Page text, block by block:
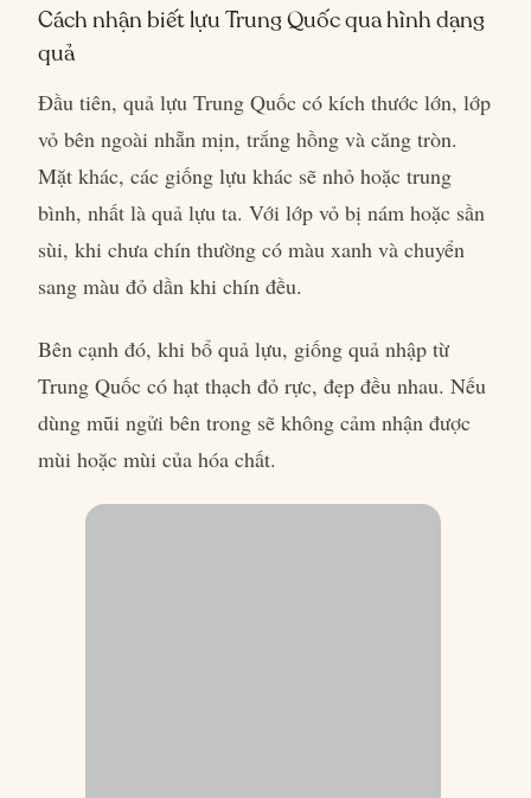
Cách nhận biết lựu Trung Quốc qua hình dạng
quả
Đầu tiên, quả lựu Trung Quốc có kích thước lớn, lớp
vỏ bên ngoài nhẵn mịn, trắng hồng và căng tròn.
Mặt khác, các giống lựu khác sẽ nhỏ hoặc trung
bình, nhất là quả lựu ta. Với lớp vỏ bị nám hoặc sần
sùi, khi chưa chín thường có màu xanh và chuyển
sang màu đỏ dần khi chín đều.
Bên cạnh đó, khi bổ quả lựu, giống quả nhập từ
Trung Quốc có hạt thạch đỏ rực, đẹp đều nhau. Nếu
dùng mũi ngửi bên trong sẽ không cảm nhận được
mùi hoặc mùi của hóa chất.